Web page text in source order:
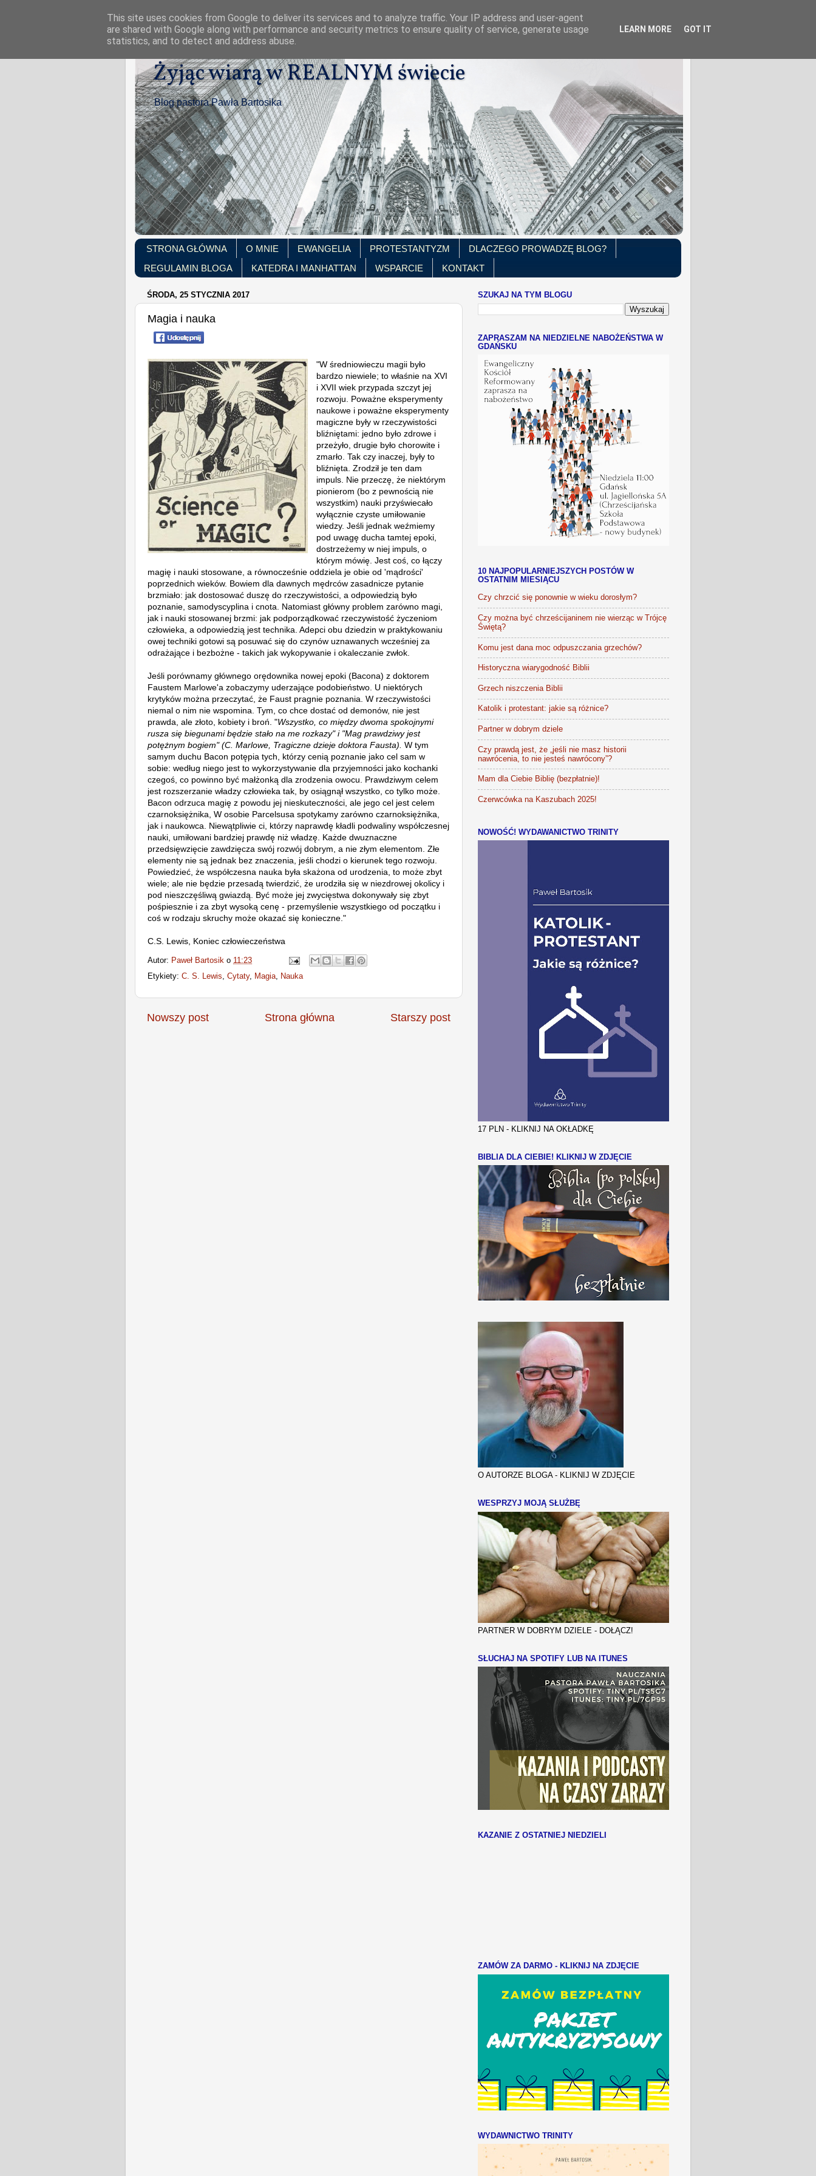
Żyjąc wiarą w REALNYM świecie
Blog pastora Pawła Bartosika
STRONA GŁÓWNA O MNIE EWANGELIA PROTESTANTYZM
DLACZEGO PROWADZĘ BLOG?
REGULAMIN BLOGA
KATEDRA I MANHATTAN WSPARCIE KONTAKT
ŚRODA, 25 STYCZNIA 2017
Magia i nauka
"W średniowieczu magii było
bardzo niewiele; to właśnie na XVI
i XVII wiek przypada szczyt jej
rozwoju. Poważne eksperymenty
naukowe i poważne eksperymenty
magiczne były w rzeczywistości
bliźniętami: jedno było zdrowe i
przeżyło, drugie było chorowite i
zmarło. Tak czy inaczej, były to
bliźnięta. Zrodził je ten dam
impuls. Nie przeczę, że niektórym
pionierom (bo z pewnością nie
wszystkim) nauki przyświecało
wyłącznie czyste umiłowanie
wiedzy. Jeśli jednak weźmiemy
pod uwagę ducha tamtej epoki,
dostrzeżemy w niej impuls, o
którym mówię. Jest coś, co łączy
magię i nauki stosowane, a równocześnie oddziela je obie od 'mądrości'
poprzednich wieków. Bowiem dla dawnych mędrców zasadnicze pytanie
brzmiało: jak dostosować duszę do rzeczywistości, a odpowiedzią było
poznanie, samodyscyplina i cnota. Natomiast główny problem zarówno magi,
jak i nauki stosowanej brzmi: jak podporządkować rzeczywistość życzeniom
człowieka, a odpowiedzią jest technika. Adepci obu dziedzin w praktykowaniu
owej techniki gotowi są posuwać się do czynów uznawanych wcześniej za
odrażające i bezbożne - takich jak wykopywanie i okaleczanie zwłok.
Jeśli porównamy głównego orędownika nowej epoki (Bacona) z doktorem
Faustem Marlowe'a zobaczymy uderzające podobieństwo. U niektórych
krytyków można przeczytać, że Faust pragnie poznania. W rzeczywistości
niemal o nim nie wspomina. Tym, co chce dostać od demonów, nie jest
prawda, ale złoto, kobiety i broń. "Wszystko, co między dwoma spokojnymi
rusza się biegunami będzie stało na me rozkazy" i "Mag prawdziwy jest
potężnym bogiem" (C. Marlowe, Tragiczne dzieje doktora Fausta). W tym
samym duchu Bacon potępia tych, którzy cenią poznanie jako cel sam w
sobie: według niego jest to wykorzystywanie dla przyjemności jako kochanki
czegoś, co powinno być małżonką dla zrodzenia owocu. Prawdziwym celem
jest rozszerzanie władzy człowieka tak, by osiągnął wszystko, co tylko może.
Bacon odrzuca magię z powodu jej nieskuteczności, ale jego cel jest celem
czarnoksiężnika, W osobie Parcelsusa spotykamy zarówno czarnoksiężnika,
jak i naukowca. Niewątpliwie ci, którzy naprawdę kładli podwaliny współczesnej
nauki, umiłowani bardziej prawdę niż władzę. Każde dwuznaczne
przedsięwzięcie zawdzięcza swój rozwój dobrym, a nie złym elementom. Złe
elementy nie są jednak bez znaczenia, jeśli chodzi o kierunek tego rozwoju.
Powiedzieć, że współczesna nauka była skażona od urodzenia, to może zbyt
wiele; ale nie będzie przesadą twierdzić, że urodziła się w niezdrowej okolicy i
pod nieszczęśliwą gwiazdą. Być może jej zwycięstwa dokonywały się zbyt
pośpiesznie i za zbyt wysoką cenę - przemyślenie wszystkiego od początku i
coś w rodzaju skruchy może okazać się konieczne."
C.S. Lewis, Koniec człowieczeństwa
Autor: Paweł Bartosik o 11:23
Etykiety: C. S. Lewis, Cytaty, Magia, Nauka
Nowszy post Starszy post
Strona główna
SZUKAJ NA TYM BLOGU
ZAPRASZAM NA NIEDZIELNE NABOŻEŃSTWA W
GDAŃSKU
10 NAJPOPULARNIEJSZYCH POSTÓW W
OSTATNIM MIESIĄCU
Czy chrzcić się ponownie w wieku dorosłym?
Czy można być chrześcijaninem nie wierząc w Trójcę
Świętą?
Komu jest dana moc odpuszczania grzechów?
Historyczna wiarygodność Biblii
Grzech niszczenia Biblii
Katolik i protestant: jakie są różnice?
Partner w dobrym dziele
Czy prawdą jest, że „jeśli nie masz historii
nawrócenia, to nie jesteś nawrócony”?
Mam dla Ciebie Biblię (bezpłatnie)!
Czerwcówka na Kaszubach 2025!
NOWOŚĆ! WYDAWANICTWO TRINITY
17 PLN - KLIKNIJ NA OKŁADKĘ
BIBLIA DLA CIEBIE! KLIKNIJ W ZDJĘCIE
O AUTORZE BLOGA - KLIKNIJ W ZDJĘCIE
WESPRZYJ MOJĄ SŁUŻBĘ
PARTNER W DOBRYM DZIELE - DOŁĄCZ!
SŁUCHAJ NA SPOTIFY LUB NA ITUNES
KAZANIE Z OSTATNIEJ NIEDZIELI
ZAMÓW ZA DARMO - KLIKNIJ NA ZDJĘCIE
WYDAWNICTWO TRINITY
This site uses cookies from Google to deliver its services and to analyze traffic. Your IP address and user-agent
are shared with Google along with performance and security metrics to ensure quality of service, generate usage
statistics, and to detect and address abuse.
LEARN MORE GOT IT